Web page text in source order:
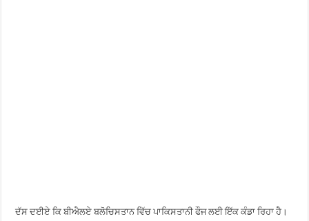
ਦੱਸ ਦਈਏ ਕਿ ਬੀਐਲਏ ਬਲੋਚਿਸਤਾਨ ਵਿੱਚ ਪਾਕਿਸਤਾਨੀ ਫੌਜ ਲਈ ਇੱਕ ਕੰਡਾ ਰਿਹਾ ਹੈ।